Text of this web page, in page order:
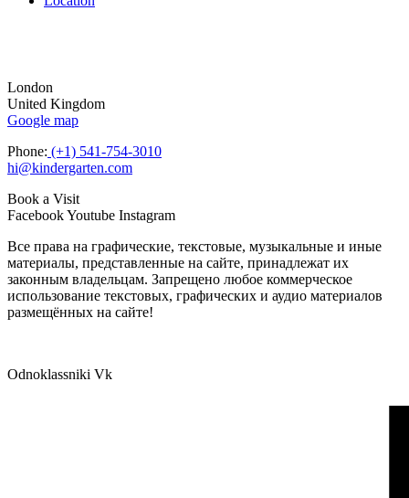
London
United Kingdom
Google map
Phone: (+1) 541-754-3010
hi@kindergarten.com
Book a Visit
FacebookYoutube Instagram
Все права на графические, текстовые, музыкальные и иные
материалы, представленные на сайте, принадлежат их
законным владельцам. Запрещено любое коммерческое
использование текстовых, графических и аудио материалов
размещённых на сайте!
Odnoklassniki Vk